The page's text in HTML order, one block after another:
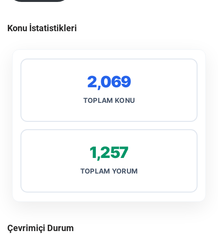
Konu İstatistikleri
2,069
TOPLAM KONU
1,257
TOPLAM YORUM
Çevrimiçi Durum